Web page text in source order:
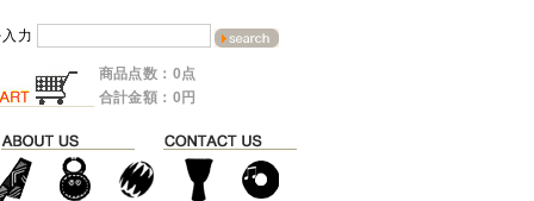
力
商品点数：0点
合計金額：0円